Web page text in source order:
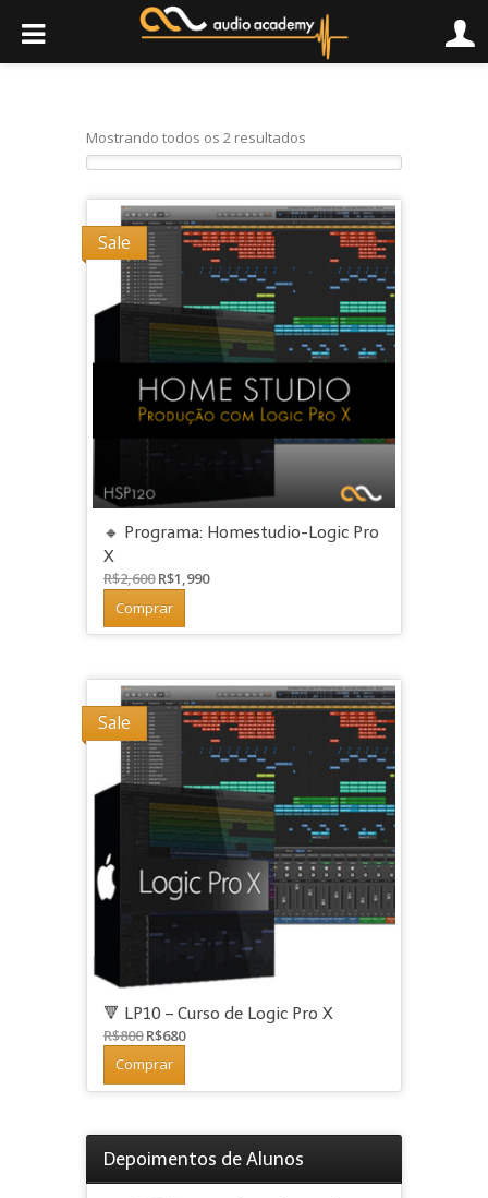
Mostrando todos os 2 resultados
Sale
🔸 Programa: Homestudio-Logic Pro
X
R$2,600 O
original
era:
R$1,990O
é:
Comprar
Sale
🔻 LP10 – Curso de Logic Pro X
R$800 O
original
era:
R$680O
é:
Comprar
Depoimentos de Alunos